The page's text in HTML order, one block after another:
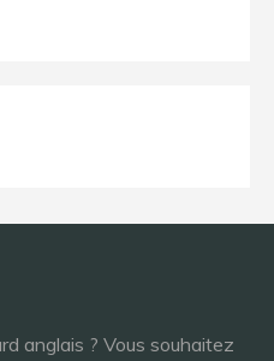
anglais ? Vous souhaitez